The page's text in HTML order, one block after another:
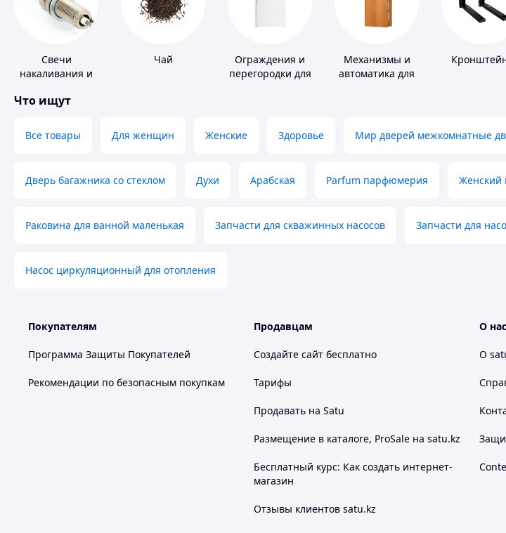
Свечи
накаливания и
Чай
Ограждения и
перегородки для
Механизмы и
автоматика для
Что ищут
Все товары Для женщин Женские Здоровье Мир дверей межкомнатные
Дверь багажника со стеклом Духи Арабская Parfum парфюмерия
Раковина для ванной маленькая Запчасти для скважинных насосов Запчасти для
Насос циркуляционный для отопления
Покупателям
Программа Защиты Покупателей
Рекомендации по безопасным покупкам
Продавцам
Создайте сайт бесплатно
Тарифы
Продавать на Satu
Размещение в каталоге, ProSale на satu.kz
Бесплатный курс: Как создать интернет-
магазин
Отзывы клиентов satu.kz
О нас
О